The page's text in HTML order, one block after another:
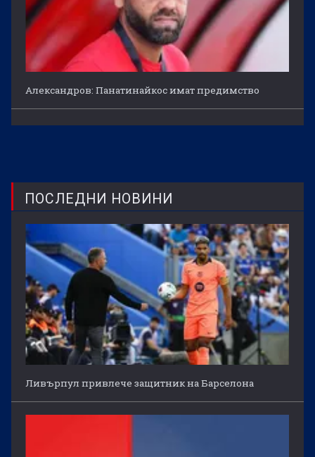
Александров: Панатинайкос имат предимство
ПОСЛЕДНИ НОВИНИ
Ливърпул привлече защитник на Барселона